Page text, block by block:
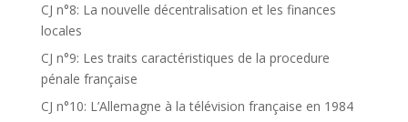
CJ n°8: La nouvelle décentralisation et les finances
locales
CJ n°9: Les traits caractéristiques de la procedure
pénale française
CJ n°10: L’Allemagne à la télévision française en 1984